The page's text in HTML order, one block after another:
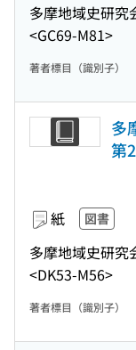
多摩地域史研究
<GC69-M81>
著者標目（識別子）
多
第
紙 図書
多摩地域史研究
<DK53-M56>
著者標目（識別子）